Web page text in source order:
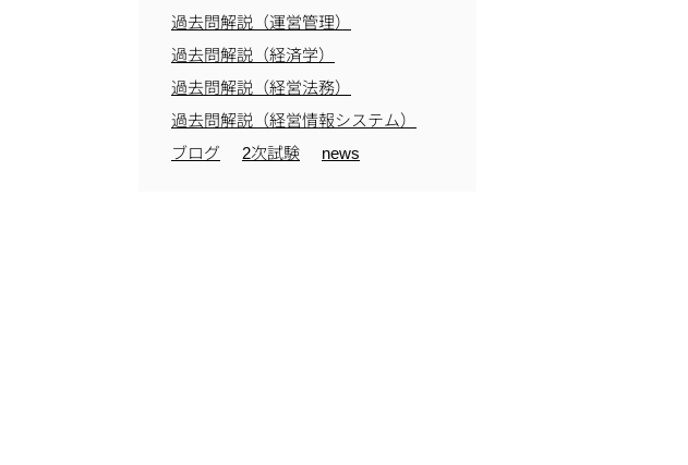
過去問解説（運営管理）
過去問解説（経済学）
過去問解説（経営法務）
過去問解説（経営情報システム）
ブログ
2次試験 news